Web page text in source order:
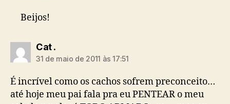
Beijos!
Cat .diz:
31 de maio de 2011 às 17:51
É incrível como os cachos sofrem preconceito…
até hoje meu pai fala pra eu PENTEAR o meu